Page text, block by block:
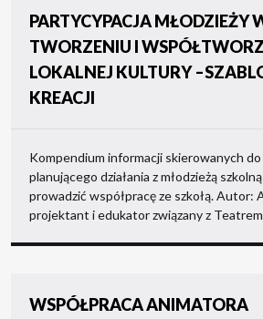
PARTYCYPACJA MŁODZIEŻY
TWORZENIU I
LOKALNEJ KULTURY
KREACJI
Kompendium informacji skierowanych
planującego działania z młodzieżą
prowadzić współpracę ze szkołą. Autor:
projektant i edukator związany z Teatrem
WSPÓŁPRACA ANIMATORA